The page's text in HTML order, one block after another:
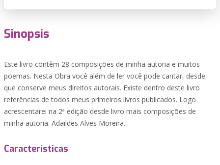
Sinopsis
Este livro contêm 28 composições de minha autoria e muitos
poemas. Nesta Obra você além de ler você pode cantar, desde
que conserve meus direitos autorais. Existe dentro deste livro
referências de todos meus primeiros livros publicados. Logo
acrescentarei na 2ª edição desde livro mais composições de
minha autoria. Adaildes Alves Moreira.
Características